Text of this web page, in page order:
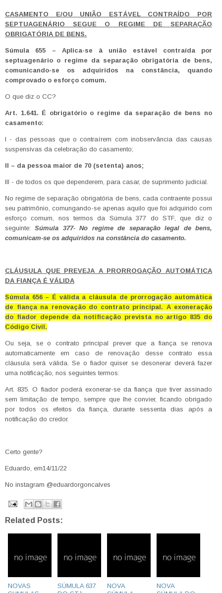
CASAMENTO E/OU UNIÃO ESTÁVEL CONTRAÍDO POR
SEPTUAGENÁRIO SEGUE O REGIME DE SEPARAÇÃO
OBRIGATÓRIA DE BENS.
Súmula 655 – Aplica-se à união estável contraída por
septuagenário o regime da separação obrigatória de bens,
comunicando-se os adquiridos na constância, quando
comprovado o esforço comum.
O que diz o CC?
Art. 1.641. É obrigatório o regime da separação de bens no
casamento:
I - das pessoas que o contraírem com inobservância das causas
suspensivas da celebração do casamento;
II – da pessoa maior de 70 (setenta) anos;
III - de todos os que dependerem, para casar, de suprimento judicial.
No regime de separação obrigatória de bens, cada contraente possui
seu patrimônio, comungando-se apenas aquilo que foi adquirido com
esforço comum, nos termos da Súmula 377 do STF, que diz o
seguinte:Súmula 377- No regime de separação legal de bens,
comunicam-se os adquiridos na constância do casamento.
CLÁUSULA QUE PREVEJA A PRORROGAÇÃO AUTOMÁTICA
DA FIANÇA É VÁLIDA
Súmula 656 – É válida a cláusula de prorrogação automática
de fiança na renovação do contrato principal. A exoneração
do fiador depende da notificação prevista no artigo 835 do
Código Civil.
Ou seja, se o contrato principal prever que a fiança se renova
automaticamente em caso de renovação desse contrato essa
cláusula será válida. Se o fiador quiser se desonerar deverá fazer
uma notificação, nos seguintes termos:
Art. 835. O fiador poderá exonerar-se da fiança que tiver assinado
sem limitação de tempo, sempre que lhe convier, ficando obrigado
por todos os efeitos da fiança, durante sessenta dias após a
notificação do credor.
Certo gente?
Eduardo, em14/11/22
No instagram @eduardorgoncalves
Related Posts:
NOVAS
SÚMULA 637
NOVA
NOVA